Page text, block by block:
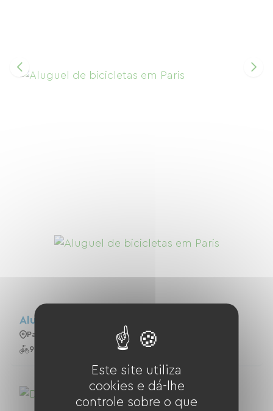
Aluguel De Bicicletas Em Paris
Paris 2e Arrondissement
9 Bicicletas
Este site utiliza
cookies e dá-lhe
controle sobre o que